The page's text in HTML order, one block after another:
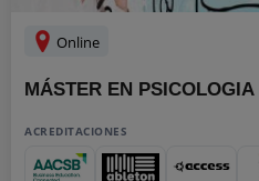
Online
MÁSTER EN
ACREDITACIONES